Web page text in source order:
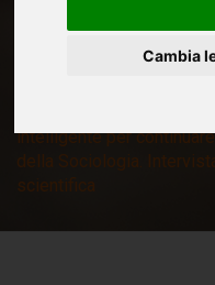
Cambia
Festival
intelligente per
della Sociologia.
scientifica